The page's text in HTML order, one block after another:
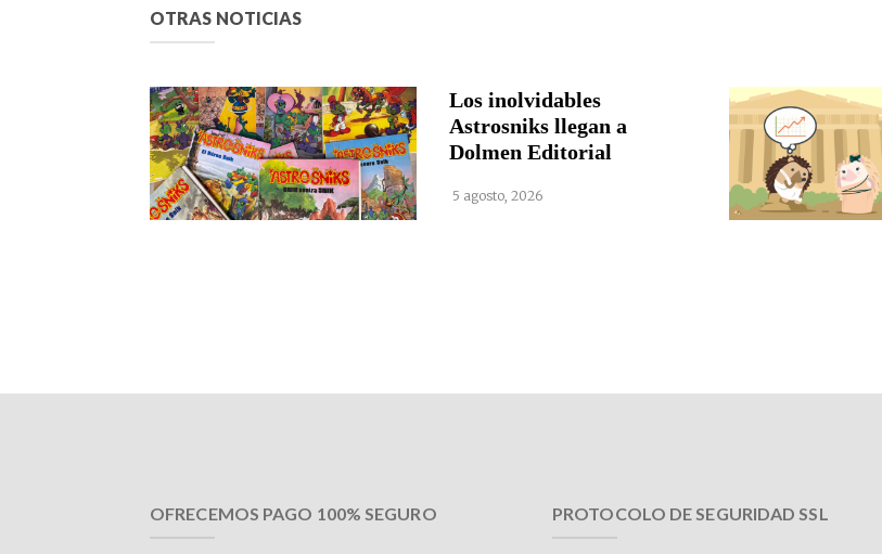
OTRAS NOTICIAS
Los inolvidables
Astrosniks llegan a
Dolmen Editorial
5 agosto, 2026
OFRECEMOS PAGO 100% SEGURO PROTOCOLO DE SEGURIDAD SSL